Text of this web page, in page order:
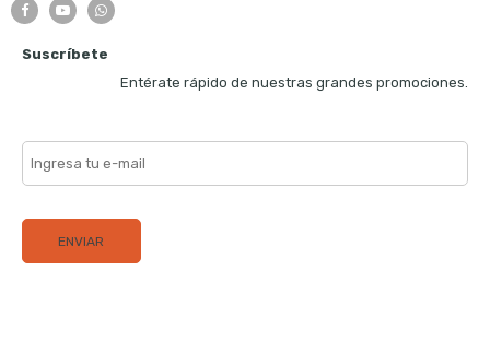
Suscríbete
Entérate rápido de nuestras grandes promociones.